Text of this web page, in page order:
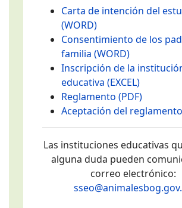
Carta de intención del
(WORD)
Consentimiento de los
familia (WORD)
Inscripción de la
educativa (EXCEL)
Reglamento (PDF)
Aceptación del reglamento
Las instituciones educativas
alguna duda pueden
correo electrónico: